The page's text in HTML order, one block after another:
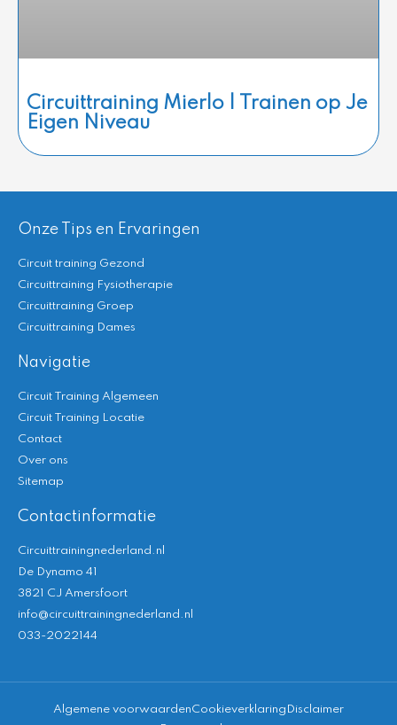
Circuittraining Mierlo | Trainen op Je
Eigen Niveau
Onze Tips en Ervaringen
Circuit training Gezond
Circuittraining Fysiotherapie
Circuittraining Groep
Circuittraining Dames
Navigatie
Circuit Training Algemeen
Circuit Training Locatie
Contact
Over ons
Sitemap
Contactinformatie
Circuittrainingnederland.nl
De Dynamo 41
3821 CJ Amersfoort
info@circuittrainingnederland.nl
033-2022144
Algemene voorwaardenCookieverklaring Disclaimer